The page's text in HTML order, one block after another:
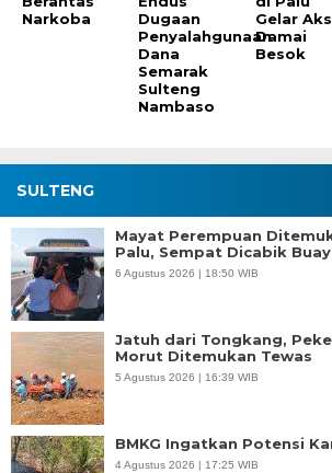
Narkoba
Dugaan
Penyalahgunaan
Dana
Semarak
Sulteng
Nambaso
Gelar
Damai
Besok
SULTENG
Mayat Perempuan
Palu, Sempat Dicabik
6 Agustus 2026 | 18:50 WIB
Jatuh dari Tongkang,
Morut Ditemukan Tewas
5 Agustus 2026 | 16:39 WIB
BMKG Ingatkan Potensi
4 Agustus 2026 | 17:25 WIB